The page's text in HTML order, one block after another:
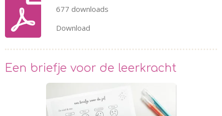
677 downloads
Download
Een briefje voor de leerkracht